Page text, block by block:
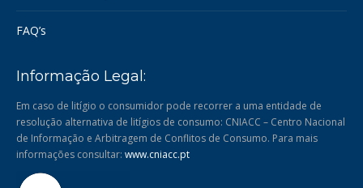
FAQ’s
Informação Legal:
Em caso de litígio o consumidor pode recorrer a uma entidade de
resolução alternativa de litígios de consumo: CNIACC – Centro Nacional
de Informação e Arbitragem de Conflitos de Consumo. Para mais
informações consultar: www.cniacc.pt